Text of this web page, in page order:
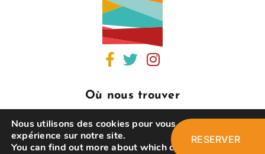
Où nous trouver
C/ San Gregorio, 24
41004 – Sevilla
RESERVER
Nous utilisons des cookies pour vous offrir la meilleure
expérience sur notre site.
You can find out more about which cookies we are